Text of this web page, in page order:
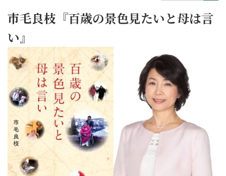
市毛良枝『百歳の景色見たいと母は言
い』